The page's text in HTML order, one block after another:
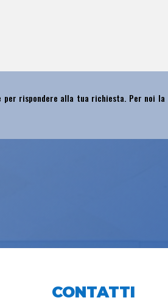
rispondere alla tua richiesta. Per noi la
CONTATTI